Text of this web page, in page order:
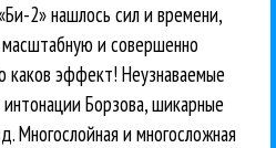
2» нашлось сил и времени,
и совершенно
каков эффект! Неузнаваемые
Борзова, шикарные
Многослойная и многосложная